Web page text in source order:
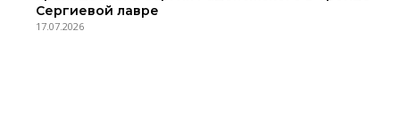
Сергиевой лавре
17.07.2026